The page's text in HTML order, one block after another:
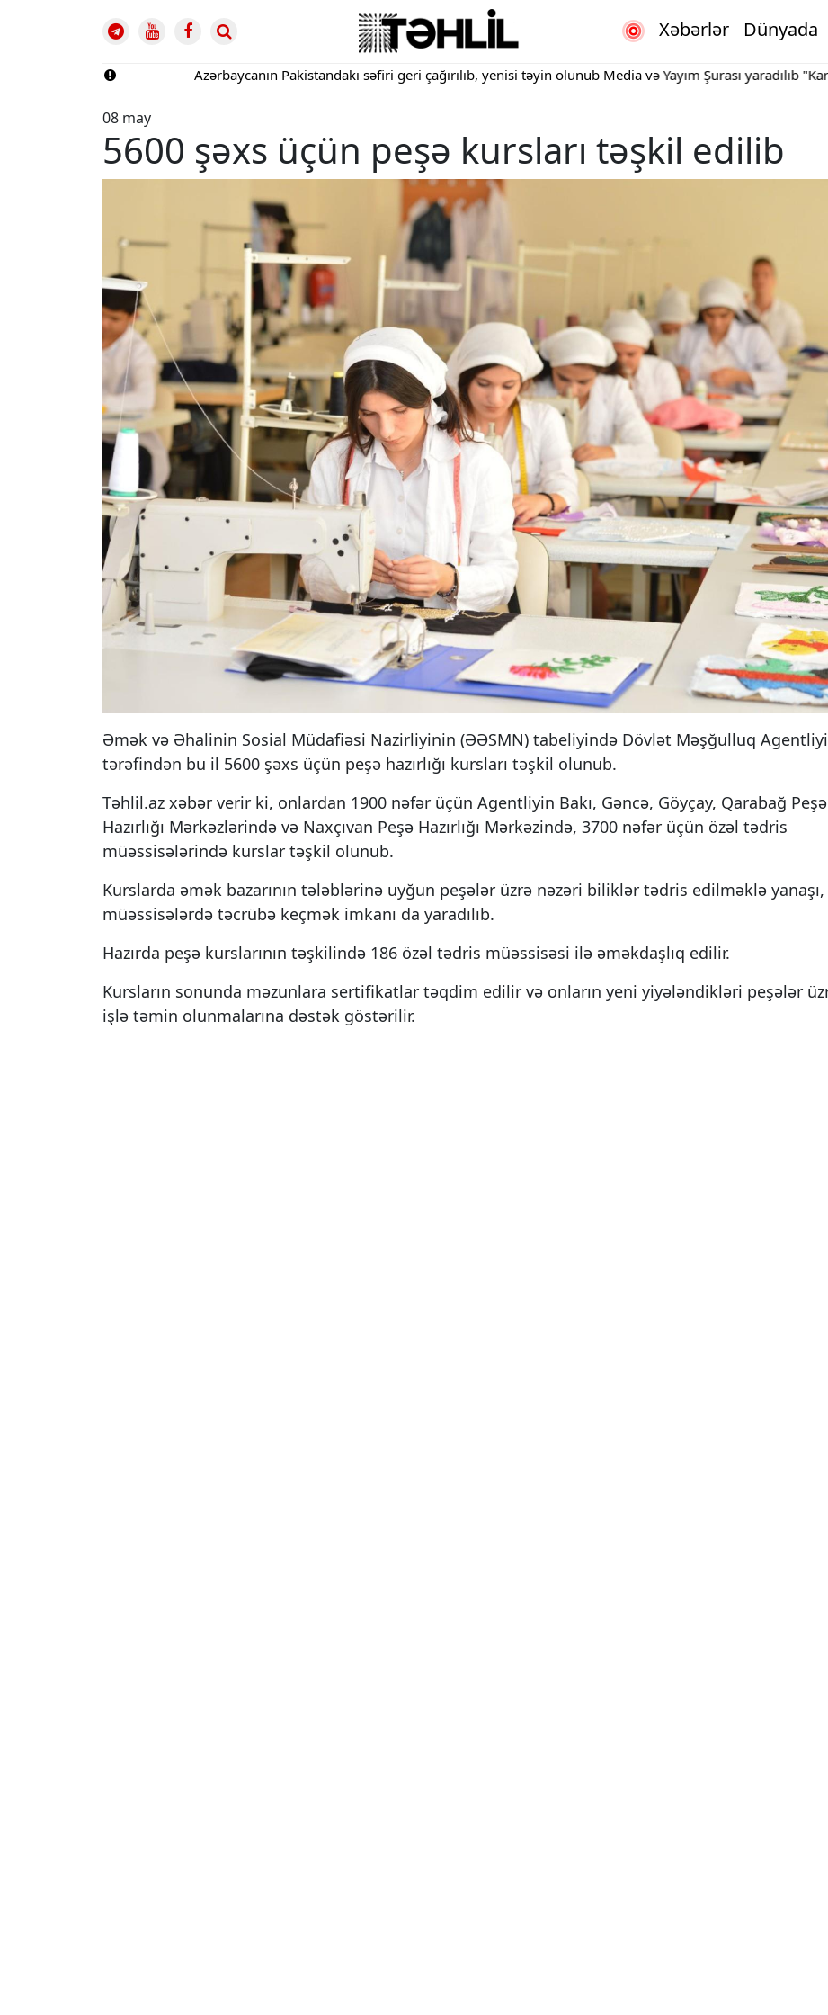
Xəbərlər Dünyada
Azərbaycanın Pakistandakı səfiri geri çağırılıb, yenisi təyin olunub Media və Yayım Şurası yaradılıb "Kartdan
08 may
5600 şəxs üçün peşə kursları təşkil edilib
Əmək və Əhalinin Sosial Müdafiəsi Nazirliyinin (ƏƏSMN) tabeliyində Dövlət Məşğulluq Agentliyi
tərəfindən bu il 5600 şəxs üçün peşə hazırlığı kursları təşkil olunub.
Təhlil.az xəbər verir ki, onlardan 1900 nəfər üçün Agentliyin Bakı, Gəncə, Göyçay, Qarabağ Peşə
Hazırlığı Mərkəzlərində və Naxçıvan Peşə Hazırlığı Mərkəzində, 3700 nəfər üçün özəl tədris
müəssisələrində kurslar təşkil olunub.
Kurslarda əmək bazarının tələblərinə uyğun peşələr üzrə nəzəri biliklər tədris edilməklə yanaşı,
müəssisələrdə təcrübə keçmək imkanı da yaradılıb.
Hazırda peşə kurslarının təşkilində 186 özəl tədris müəssisəsi ilə əməkdaşlıq edilir.
Kursların sonunda məzunlara sertifikatlar təqdim edilir və onların yeni yiyələndikləri peşələr
işlə təmin olunmalarına dəstək göstərilir.